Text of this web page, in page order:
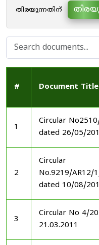
തിരയുന്നതിന്
# Document
1
Circular
dated 26/05/
2
Circular
No.9219/AR12/
dated 10/08/
3
Circular No 4/
21.03.2011